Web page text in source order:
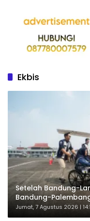
Ekbis
Setelah Bandung-
Bandung-
Penumpang
Jumat, 7 Agustus 2026 |